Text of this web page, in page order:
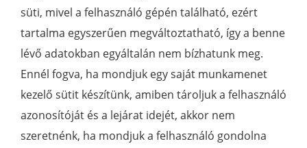
süti, mivel a felhasználó gépén található, ezért
tartalma egyszerűen megváltoztatható, így a benne
lévő adatokban egyáltalán nem bízhatunk meg.
Ennél fogva, ha mondjuk egy saját munkamenet
kezelő sütit készítünk, amiben tároljuk a felhasználó
azonosítóját és a lejárat idejét, akkor nem
szeretnénk, ha mondjuk a felhasználó gondolna